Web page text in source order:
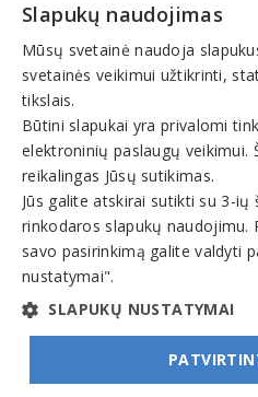
Kodas:
301738176
Registracijos data:
2008-06-03
Veiklos sritys
Statybos, renovacijos darbai,
© INFOMINTA, UAB. Visos teisės
Slapukų naudojimas
Mūsų svetainė naudoja
svetainės veikimui užtikrinti,
tikslais.
Būtini slapukai yra privalomi
elektroninių paslaugų veikimui.
reikalingas Jūsų sutikimas.
Jūs galite atskirai sutikti su 3-
rinkodaros slapukų naudojimu.
savo pasirinkimą galite valdyti
nustatymai".
SLAPUKŲ NUSTATYMAI